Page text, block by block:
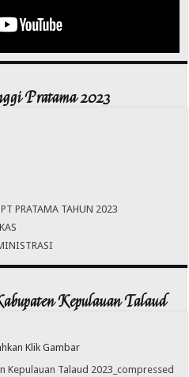
Pratama 2023
PRATAMA TAHUN 2023
Kepulauan Talaud
Klik Gambar
Kepulauan Talaud 2023_compressed